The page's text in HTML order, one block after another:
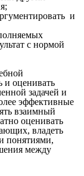
и
с нормой
и оценивать
задачей и
эффективные
взаимный
оценивать
владеть
понятиями,
между